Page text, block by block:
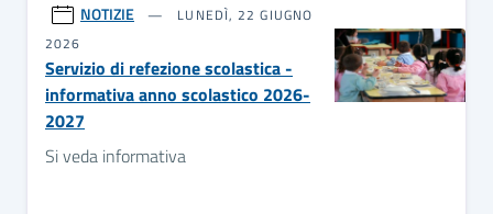
NOTIZIE
LUNEDÌ, 22 GIUGNO
2026
Servizio di refezione scolastica -
informativa anno scolastico 2026-
2027
Si veda informativa